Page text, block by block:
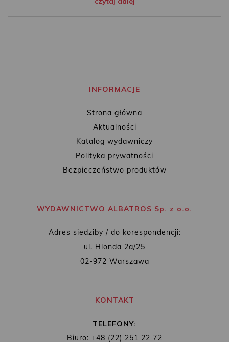
INFORMACJE
Strona główna
Aktualności
Katalog wydawniczy
Polityka prywatności
Bezpieczeństwo produktów
WYDAWNICTWO ALBATROS Sp. z o.o.
Adres siedziby / do korespondencji:
ul. Hlonda 2a/25
02-972 Warszawa
KONTAKT
TELEFONY:
Biuro: +48 (22) 251 22 72